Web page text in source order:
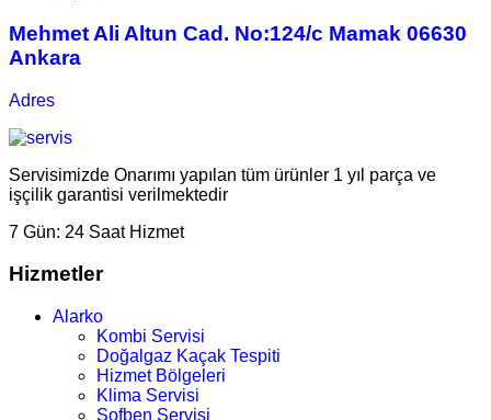
Mehmet Ali Altun Cad. No:124/c Mamak 06630
Ankara
Adres
Servisimizde Onarımı yapılan tüm ürünler 1 yıl parça ve
işçilik garantisi verilmektedir
7 Gün: 24 Saat Hizmet
Hizmetler
Alarko
Kombi Servisi
Doğalgaz Kaçak Tespiti
Hizmet Bölgeleri
Klima Servisi
Şofben Servisi